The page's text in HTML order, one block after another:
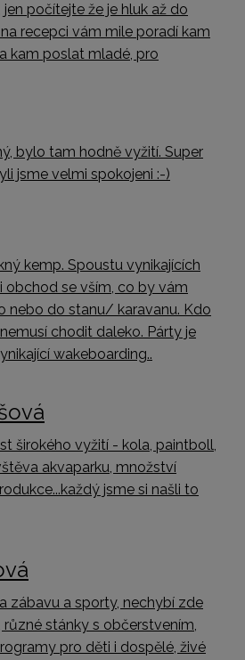
počítejte že je hluk až do
recepci vám mile poradí kam
kam poslat mladé, pro
bylo tam hodně vyžití. Super
jsme velmi spokojeni :-)
kemp. Spoustu vynikajících
obchod se vším, co by vám
nebo do stanu/ karavanu. Kdo
chodit daleko. Párty je
wakeboarding..
širokého vyžití - kola, paintboll,
akvaparku, množství
jsme si našli to
zábavu a sporty, nechybí zde
stánky s občerstvením,
pro děti i dospělé, živé